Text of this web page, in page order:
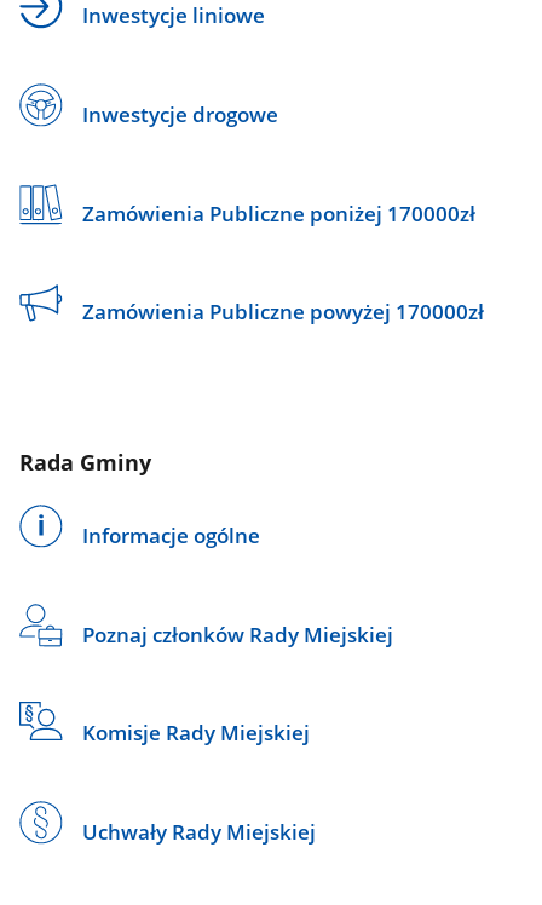
Inwestycje liniowe
Inwestycje drogowe
Zamówienia Publiczne poniżej 170000zł
Zamówienia Publiczne powyżej 170000zł
Rada Gminy
Informacje ogólne
Poznaj członków Rady Miejskiej
Komisje Rady Miejskiej
Uchwały Rady Miejskiej